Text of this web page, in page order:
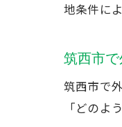
地条件に
筑西市
筑西市で
「どのよ